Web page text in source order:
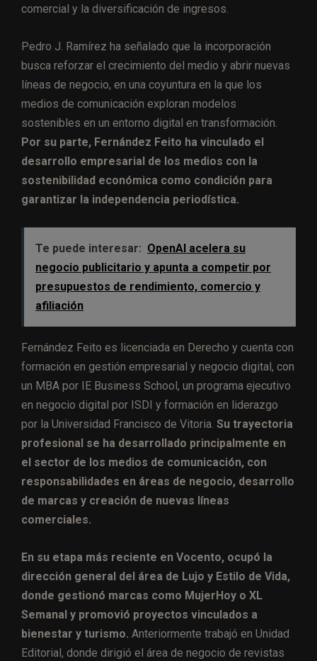
comercial y la diversificación de ingresos.
Pedro J. Ramírez ha señalado que la incorporación
busca reforzar el crecimiento del medio y abrir nuevas
líneas de negocio, en una coyuntura en la que los
medios de comunicación exploran modelos
sostenibles en un entorno digital en transformación.
Por su parte, Fernández Feito ha vinculado el
desarrollo empresarial de los medios con la
sostenibilidad económica como condición para
garantizar la independencia periodística.
Te puede interesar: OpenAI acelera su
negocio publicitario y apunta a competir por
presupuestos de rendimiento, comercio y
afiliación
Fernández Feito es licenciada en Derecho y cuenta con
formación en gestión empresarial y negocio digital, con
un MBA por IE Business School, un programa ejecutivo
en negocio digital por ISDI y formación en liderazgo
por la Universidad Francisco de Vitoria. Su trayectoria
profesional se ha desarrollado principalmente en
el sector de los medios de comunicación, con
responsabilidades en áreas de negocio, desarrollo
de marcas y creación de nuevas líneas
comerciales.
En su etapa más reciente en Vocento, ocupó la
dirección general del área de Lujo y Estilo de Vida,
donde gestionó marcas como MujerHoy o XL
Semanal y promovió proyectos vinculados a
bienestar y turismo. Anteriormente trabajó en Unidad
Editorial, donde dirigió el área de negocio de revistas